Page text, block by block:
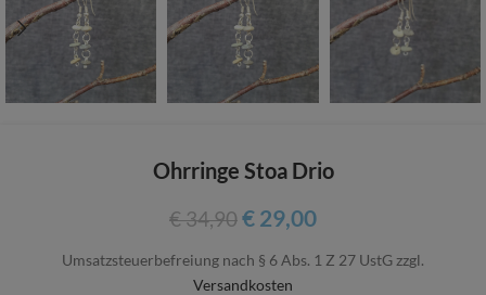
Ohrringe Stoa Drio
€34,90€ 29,00
Umsatzsteuerbefreiung nach § 6 Abs. 1 Z 27 UstG zzgl.
Versandkosten